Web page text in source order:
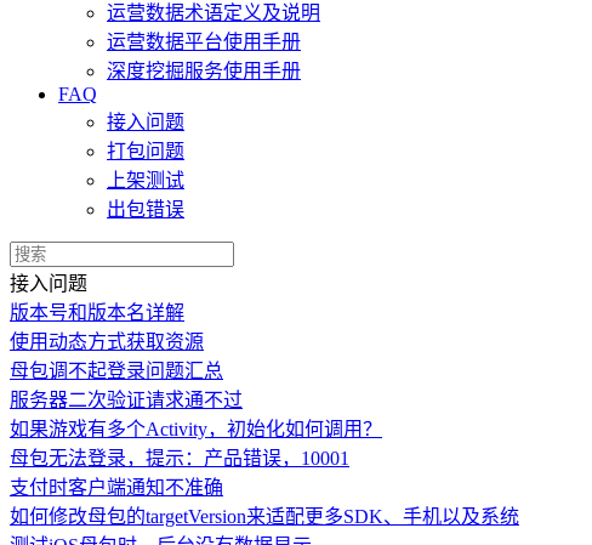
运营数据术语定义及说明
运营数据平台使用手册
深度挖掘服务使用手册
FAQ
接入问题
打包问题
上架测试
出包错误
接入问题
版本号和版本名详解
使用动态方式获取资源
母包调不起登录问题汇总
服务器二次验证请求通不过
如果游戏有多个Activity，初始化如何调用？
母包无法登录，提示：产品错误，10001
支付时客户端通知不准确
如何修改母包的targetVersion来适配更多SDK、手机以及系统